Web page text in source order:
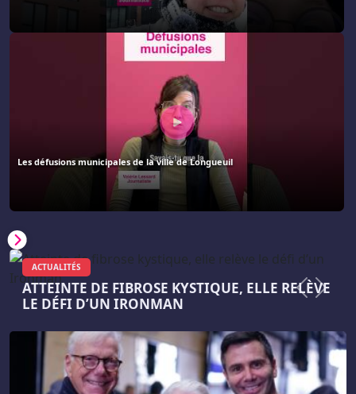
Les défusions municipales de la ville de Longueuil
ACTUALITÉS
ATTEINTE DE FIBROSE KYSTIQUE, ELLE RELÈVE
LE DÉFI D’UN IRONMAN